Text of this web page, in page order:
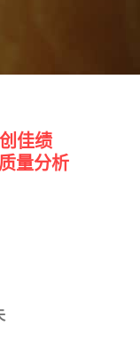
佳绩
量分析